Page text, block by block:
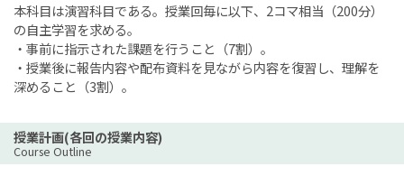
本科目は演習科目である。授業回毎に以下、2コマ相当（200分）
の自主学習を求める。
・事前に指示された課題を行うこと（7割）。
・授業後に報告内容や配布資料を見ながら内容を復習し、理解を
深めること（3割）。
授業計画(各回の授業内容)
Course Outline